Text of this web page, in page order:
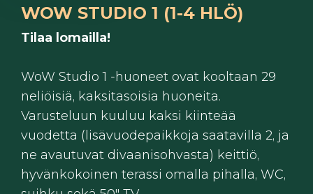
WOW STUDIO 1 (1-4 HLÖ)
Tilaa lomailla!
WoW Studio 1 -huoneet ovat kooltaan 29
neliöisiä, kaksitasoisia huoneita.
Varusteluun kuuluu kaksi kiinteää
vuodetta (lisävuodepaikkoja saatavilla 2, ja
ne avautuvat divaanisohvasta) keittiö,
hyvänkokoinen terassi omalla pihalla, WC,